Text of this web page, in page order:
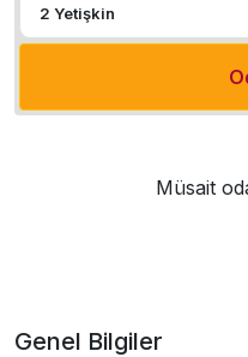
Müsait
Genel Bilgiler